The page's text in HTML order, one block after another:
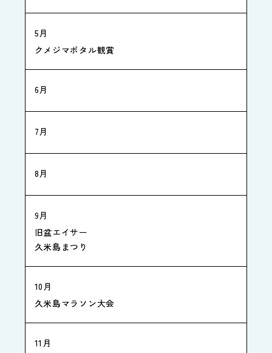
5月
クメジマボタル観賞
6月
7月
8月
9月
旧盆エイサー
久米島まつり
10月
久米島マラソン大会
11月